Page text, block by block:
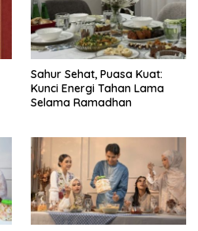
Sahur Sehat, Puasa Kuat:
Kunci Energi Tahan Lama
Selama Ramadhan